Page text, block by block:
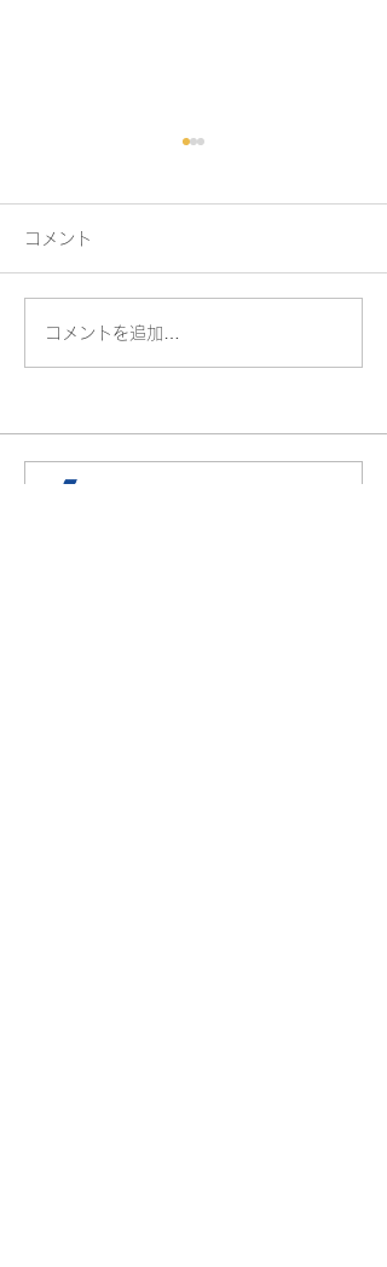
9周年大感謝祭 ご来場あ
コメント
コメントを追加…